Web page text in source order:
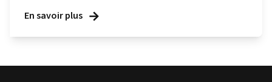
En savoir plus